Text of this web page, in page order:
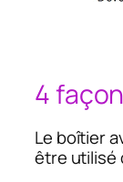
4
Le boîtier
être utilisé